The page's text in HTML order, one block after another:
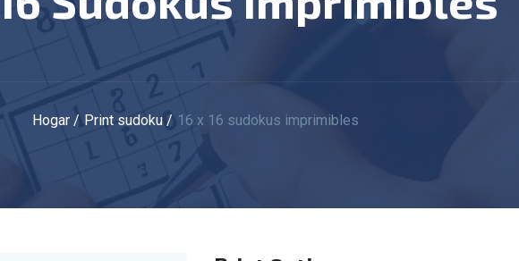
Hogar Print sudoku 16 x 16 sudokus imprimibles